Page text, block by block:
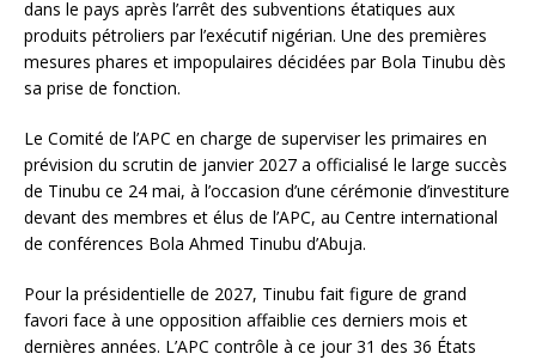
dans le pays après l’arrêt des subventions étatiques aux
produits pétroliers par l’exécutif nigérian. Une des premières
mesures phares et impopulaires décidées par Bola Tinubu dès
sa prise de fonction.
Le Comité de l’APC en charge de superviser les primaires en
prévision du scrutin de janvier 2027 a officialisé le large succès
de Tinubu ce 24 mai, à l’occasion d’une cérémonie d’investiture
devant des membres et élus de l’APC, au Centre international
de conférences Bola Ahmed Tinubu d’Abuja.
Pour la présidentielle de 2027, Tinubu fait figure de grand
favori face à une opposition affaiblie ces derniers mois et
dernières années. L’APC contrôle à ce jour 31 des 36 États